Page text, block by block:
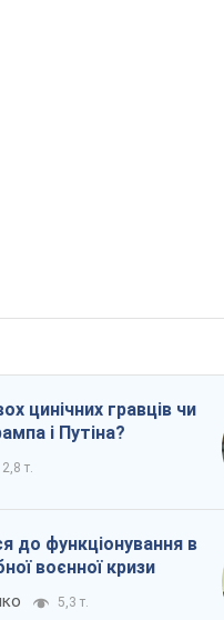
цинічних гравців чи
і Путіна?
2,8 т.
до функціонування в
воєнної кризи
5,3 т.